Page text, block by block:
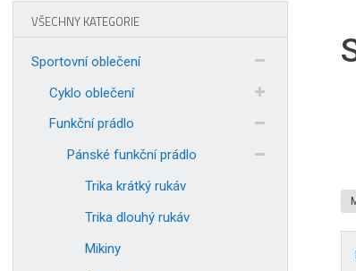
VŠECHNY KATEGORIE
Sportovní oblečení
Cyklo oblečení
Funkční prádlo
Pánské funkční prádlo
Trika krátký rukáv
Trika dlouhý rukáv
Mikiny